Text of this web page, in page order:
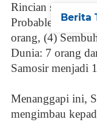
Rincian sebagai
Probable: 1
orang, (4)
Dunia: 7 orang
Samosir menjadi
Menanggapi ini,
mengimbau
Berita